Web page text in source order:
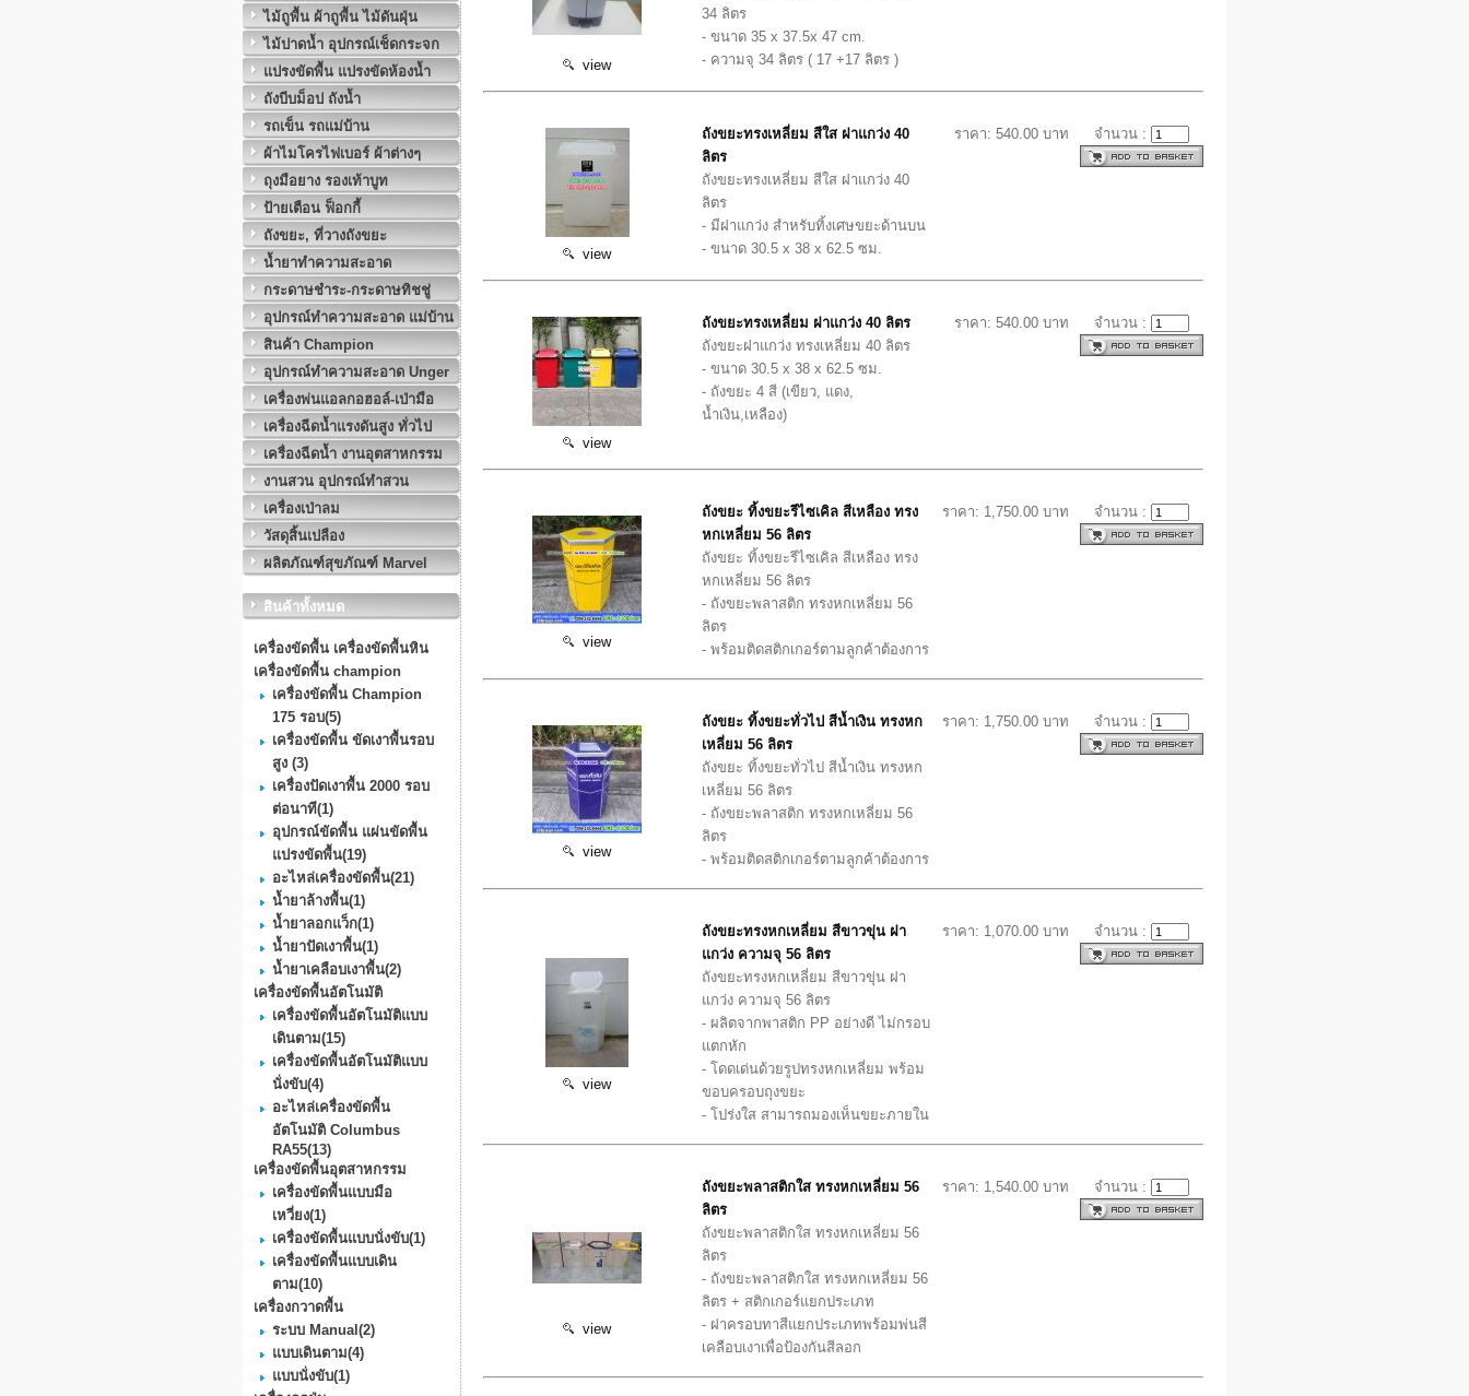
ไม้ถูพื้น ผ้าถูพื้น ไม้ดันฝุ่น
ไม้ปาดน้ำ อุปกรณ์เช็ดกระจก
แปรงขัดพื้น แปรงขัดห้องน้ำ
ถังบีบม็อป ถังน้ำ
รถเข็น รถแม่บ้าน
ผ้าไมโครไฟเบอร์ ผ้าต่างๆ
ถุงมือยาง รองเท้าบูท
ป้ายเตือน ฟ็อกกี้
ถังขยะ, ที่วางถังขยะ
น้ำยาทำความสะอาด
กระดาษชำระ-กระดาษทิชชู่
อุปกรณ์ทำความสะอาด แม่บ้าน
สินค้า Champion
อุปกรณ์ทำความสะอาด Unger
เครื่องพ่นแอลกอฮอล์-เป่ามือ
เครื่องฉีดน้ำแรงดันสูง ทั่วไป
เครื่องฉีดน้ำ งานอุตสาหกรรม
งานสวน อุปกรณ์ทำสวน
เครื่องเป่าลม
วัสดุสิ้นเปลือง
ผลิตภัณฑ์สุขภัณฑ์ Marvel
สินค้าทั้งหมด
เครื่องขัดพื้น เครื่องขัดพื้นหิน
เครื่องขัดพื้น champion
เครื่องขัดพื้น Champion
175 รอบ(5)
เครื่องขัดพื้น ขัดเงาพื้นรอบ
สูง (3)
เครื่องปัดเงาพื้น 2000 รอบ
ต่อนาที(1)
อุปกรณ์ขัดพื้น แผ่นขัดพื้น
แปรงขัดพื้น(19)
อะไหล่เครื่องขัดพื้น(21)
น้ำยาล้างพื้น(1)
น้ำยาลอกแว็ก(1)
น้ำยาปัดเงาพื้น(1)
น้ำยาเคลือบเงาพื้น(2)
เครื่องขัดพื้นอัตโนมัติ
เครื่องขัดพื้นอัตโนมัติแบบ
เดินตาม(15)
เครื่องขัดพื้นอัตโนมัติแบบ
นั่งขับ(4)
อะไหล่เครื่องขัดพื้น
อัตโนมัติ Columbus
RA55(13)
เครื่องขัดพื้นอุตสาหกรรม
เครื่องขัดพื้นแบบมือ
เหวี่ยง(1)
เครื่องขัดพื้นแบบนั่งขับ(1)
เครื่องขัดพื้นแบบเดิน
ตาม(10)
เครื่องกวาดพื้น
ระบบ Manual(2)
แบบเดินตาม(4)
แบบนั่งขับ(1)
view
34 ลิตร
- ขนาด 35 x 37.5x 47 cm.
- ความจุ 34 ลิตร ( 17 +17 ลิตร )
view
ถังขยะทรงเหลี่ยม สีใส ฝาแกว่ง 40
ลิตร
ถังขยะทรงเหลี่ยม สีใส ฝาแกว่ง 40
ลิตร
- มีฝาแกว่ง สำหรับทิ้งเศษขยะด้านบน
- ขนาด 30.5 x 38 x 62.5 ซม.
ราคา: 540.00 บาท จำนวน :
view
ถังขยะทรงเหลี่ยม ฝาแกว่ง 40 ลิตร
ถังขยะฝาแกว่ง ทรงเหลี่ยม 40 ลิตร
- ขนาด 30.5 x 38 x 62.5 ซม.
- ถังขยะ 4 สี (เขียว, แดง,
น้ำเงิน,เหลือง)
ราคา: 540.00 บาท จำนวน :
view
ถังขยะ ทิ้งขยะรีไซเคิล สีเหลือง ทรง
หกเหลี่ยม 56 ลิตร
ถังขยะ ทิ้งขยะรีไซเคิล สีเหลือง ทรง
หกเหลี่ยม 56 ลิตร
- ถังขยะพลาสติก ทรงหกเหลี่ยม 56
ลิตร
- พร้อมติดสติกเกอร์ตามลูกค้าต้องการ
ราคา: 1,750.00 บาท จำนวน :
view
ถังขยะ ทิ้งขยะทั่วไป สีน้ำเงิน ทรงหก
เหลี่ยม 56 ลิตร
ถังขยะ ทิ้งขยะทั่วไป สีน้ำเงิน ทรงหก
เหลี่ยม 56 ลิตร
- ถังขยะพลาสติก ทรงหกเหลี่ยม 56
ลิตร
- พร้อมติดสติกเกอร์ตามลูกค้าต้องการ
ราคา: 1,750.00 บาท จำนวน :
view
ถังขยะทรงหกเหลี่ยม สีขาวขุ่น ฝา
แกว่ง ความจุ 56 ลิตร
ถังขยะทรงหกเหลี่ยม สีขาวขุ่น ฝา
แกว่ง ความจุ 56 ลิตร
- ผลิตจากพาสติก PP อย่างดี ไม่กรอบ
แตกหัก
- โดดเด่นด้วยรูปทรงหกเหลี่ยม พร้อม
ขอบครอบถุงขยะ
- โปร่งใส สามารถมองเห็นขยะภายใน
ราคา: 1,070.00 บาท จำนวน :
view
ถังขยะพลาสติกใส ทรงหกเหลี่ยม 56
ลิตร
ถังขยะพลาสติกใส ทรงหกเหลี่ยม 56
ลิตร
- ถังขยะพลาสติกใส ทรงหกเหลี่ยม 56
ลิตร + สติกเกอร์แยกประเภท
- ฝาครอบทาสีแยกประเภทพร้อมพ่นสี
เคลือบเงาเพื่อป้องกันสีลอก
ราคา: 1,540.00 บาท จำนวน :